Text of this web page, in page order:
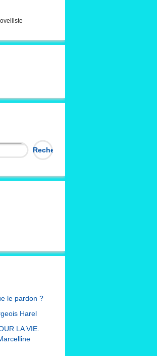
le pardon ?
Harel
LA VIE.